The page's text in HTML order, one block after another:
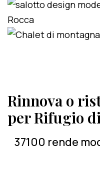
Rinnova o
per Rifugio
37100 rende